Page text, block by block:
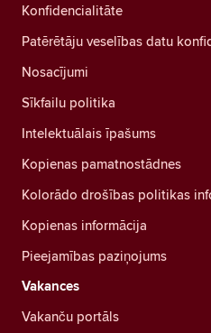
Konfidencialitāte
Patērētāju veselības datu
Nosacījumi
Sīkfailu politika
Intelektuālais īpašums
Kopienas pamatnostādnes
Kolorādo drošības politikas
Kopienas informācija
Pieejamības paziņojums
Vakances
Vakanču portāls